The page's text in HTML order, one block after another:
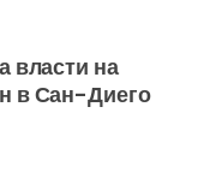
власти на
в Сан-Диего